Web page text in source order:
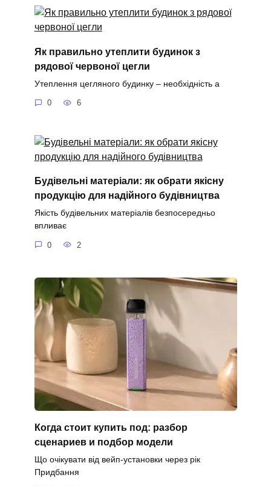
Як правильно утеплити будинок з
рядової червоної цегли
Утеплення цегляного будинку – необхідність а
0 6
Будівельні матеріали: як обрати якісну
продукцію для надійного будівництва
Якість будівельних матеріалів безпосередньо
впливає
0 2
Когда стоит купить под: разбор
сценариев и подбор модели
Що очікувати від вейп-установки через рік
Придбання